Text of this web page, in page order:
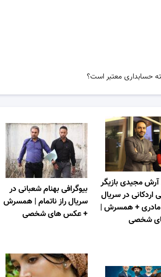
حسابداری معتبر است؟
بیوگرافی بهنام شعبانی در
سریال راز ناتمام | همسرش
+ عکس های شخصی
آرش مجیدی بازیگر
در سریال
+ همسرش |
شخصی